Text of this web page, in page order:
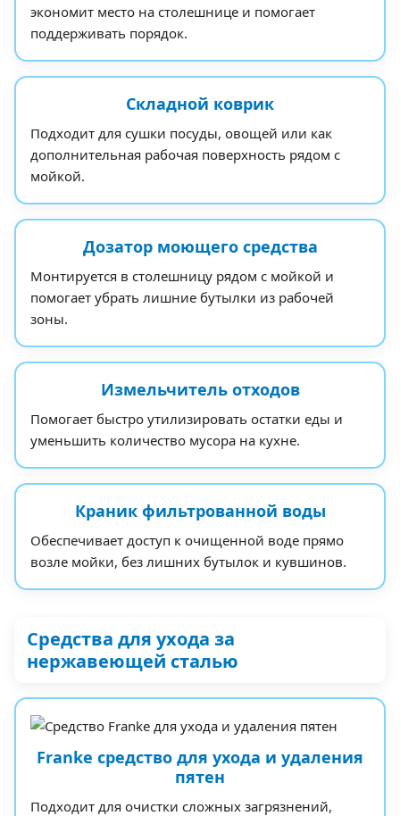
экономит место на столешнице и помогает
поддерживать порядок.
Складной коврик
Подходит для сушки посуды, овощей или как
дополнительная рабочая поверхность рядом с
мойкой.
Дозатор моющего средства
Монтируется в столешницу рядом с мойкой и
помогает убрать лишние бутылки из рабочей
зоны.
Измельчитель отходов
Помогает быстро утилизировать остатки еды и
уменьшить количество мусора на кухне.
Краник фильтрованной воды
Обеспечивает доступ к очищенной воде прямо
возле мойки, без лишних бутылок и кувшинов.
Средства для ухода за
нержавеющей сталью
Franke средство для ухода и удаления
пятен
Подходит для очистки сложных загрязнений,